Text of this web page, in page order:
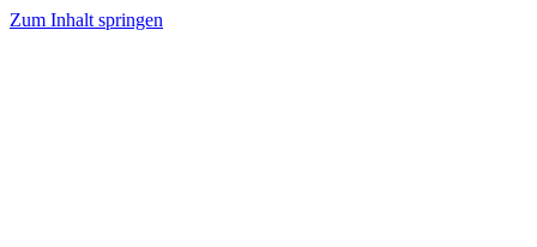
Zum Inhalt springen